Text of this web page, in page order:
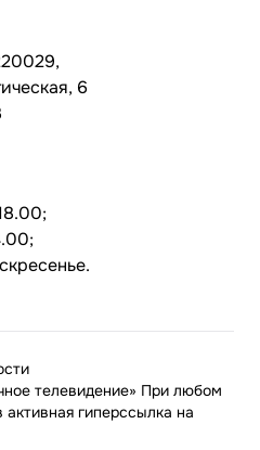
6
телевидение» При любом
гиперссылка на